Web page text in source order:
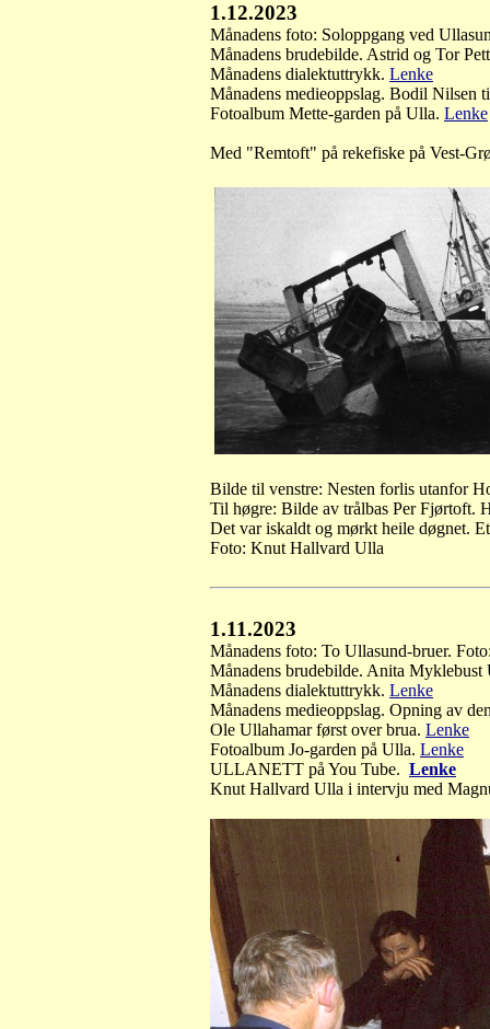
1.12.2023
Månadens foto: Soloppgang ved
Månadens brudebilde. Astrid og Tor
Månadens dialektuttrykk. Lenke
Månadens medieoppslag. Bodil
Fotoalbum Mette-garden på Ulla. Lenke
Med "Remtoft" på rekefiske på Vest-
Bilde til venstre: Nesten forlis utanfor
Til høgre: Bilde av trålbas Per Fjørtoft.
Det var iskaldt og mørkt heile døgnet.
Foto: Knut Hallvard Ulla
1.11.2023
Månadens foto: To Ullasund-bruer.
Månadens brudebilde. Anita
Månadens dialektuttrykk. Lenke
Månadens medieoppslag. Opning av
Ole Ullahamar først over brua. Lenke
Fotoalbum Jo-garden på Ulla. Lenke
ULLANETT på You Tube. Lenke
Knut Hallvard Ulla i intervju med